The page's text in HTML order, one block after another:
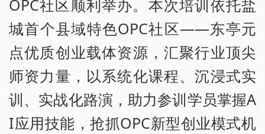
OPC社区顺利举办。本次培训依托盐
城首个县域特色OPC社区——东亭元
点优质创业载体资源，汇聚行业顶尖
师资力量，以系统化课程、沉浸式实
训、实战化路演，助力参训学员掌握A
I应用技能，抢抓OPC新型创业模式机